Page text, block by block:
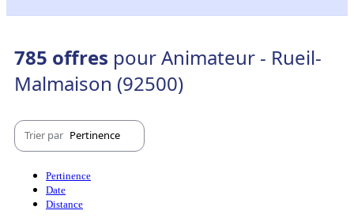
785 offres pour Animateur - Rueil-
Malmaison (92500)
Trier par Pertinence
Pertinence
Date
Distance